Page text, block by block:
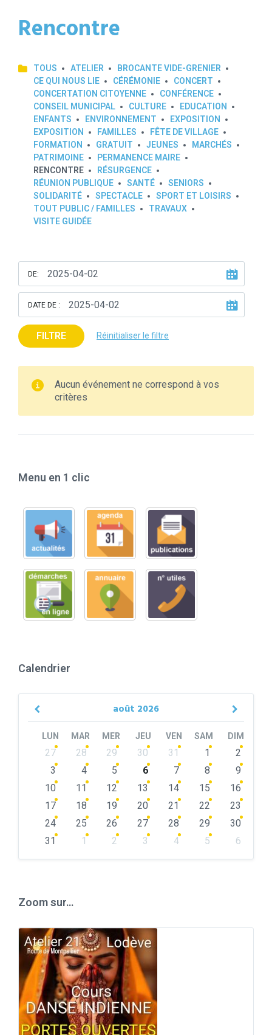
Rencontre
TOUS ATELIER
BROCANTE VIDE-GRENIER
CE QUI NOUS LIE
CÉRÉMONIE
CONCERT
CONCERTATION CITOYENNE
CONFÉRENCE
CONSEIL MUNICIPAL
CULTURE
EDUCATION
ENFANTS
ENVIRONNEMENT
EXPOSITION
EXPOSITION
FAMILLES
FÊTE DE VILLAGE
FORMATION
GRATUIT JEUNES
MARCHÉS
PATRIMOINE
PERMANENCE MAIRE
RENCONTRE
RÉSURGENCE
RÉUNION PUBLIQUE
SANTÉ
SENIORS
SOLIDARITÉ
SPECTACLE
SPORT ET LOISIRS
TOUT PUBLIC / FAMILLES
TRAVAUX
VISITE GUIDÉE
DE:
DATE DE :
FILTRE Réinitialiser le filtre
Aucun événement ne correspond à vos
critères
Menu en 1 clic
Calendrier
août 2026
Previous
LUN MAR MER JEU VEN SAM DIM
Skip
calendar
27 28 29 30 31 1
2
3
4 5 6 7 8
9
10
11 12 13 14 15
16
17
18 19 20 21 22
23
24
25 26 27 28 29
30
31
1 2 3 4 5
6
Zoom sur…